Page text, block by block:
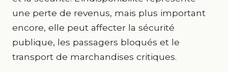
une perte de revenus, mais plus important
encore, elle peut affecter la sécurité
publique, les passagers bloqués et le
transport de marchandises critiques.